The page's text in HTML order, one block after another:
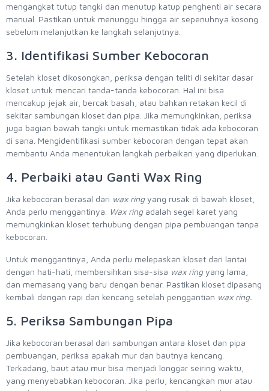
mengangkat tutup tangki dan menutup katup penghenti air secara
manual. Pastikan untuk menunggu hingga air sepenuhnya kosong
sebelum melanjutkan ke langkah selanjutnya.
3. Identifikasi Sumber Kebocoran
Setelah kloset dikosongkan, periksa dengan teliti di sekitar dasar
kloset untuk mencari tanda-tanda kebocoran. Hal ini bisa
mencakup jejak air, bercak basah, atau bahkan retakan kecil di
sekitar sambungan kloset dan pipa. Jika memungkinkan, periksa
juga bagian bawah tangki untuk memastikan tidak ada kebocoran
di sana. Mengidentifikasi sumber kebocoran dengan tepat akan
membantu Anda menentukan langkah perbaikan yang diperlukan.
4. Perbaiki atau Ganti Wax Ring
Jika kebocoran berasal dari wax ringyang rusak di bawah kloset,
Anda perlu menggantinya. Wax ringadalah segel karet yang
memungkinkan kloset terhubung dengan pipa pembuangan tanpa
kebocoran.
Untuk menggantinya, Anda perlu melepaskan kloset dari lantai
dengan hati-hati, membersihkan sisa-sisa wax ringyang lama,
dan memasang yang baru dengan benar. Pastikan kloset dipasang
kembali dengan rapi dan kencang setelah penggantian wax ring.
5. Periksa Sambungan Pipa
Jika kebocoran berasal dari sambungan antara kloset dan pipa
pembuangan, periksa apakah mur dan bautnya kencang.
Terkadang, baut atau mur bisa menjadi longgar seiring waktu,
yang menyebabkan kebocoran. Jika perlu, kencangkan mur atau